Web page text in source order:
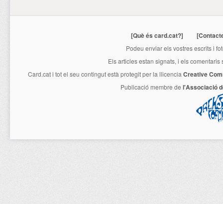
[Què és card.cat?]
Podeu enviar els vostres escrits i
Els articles estan signats, i els
Card.cati tot el seu contingut està protegit per la llicencia Creative
Publicació membre de l'Associació